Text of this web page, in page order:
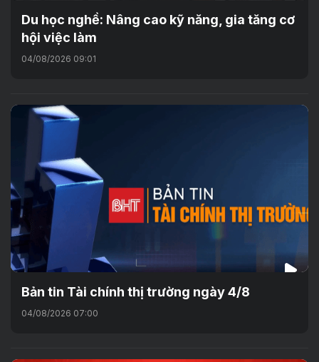
Du học nghề: Nâng cao kỹ năng, gia tăng cơ
hội việc làm
04/08/2026 09:01
Bản tin Tài chính thị trường ngày 4/8
04/08/2026 07:00